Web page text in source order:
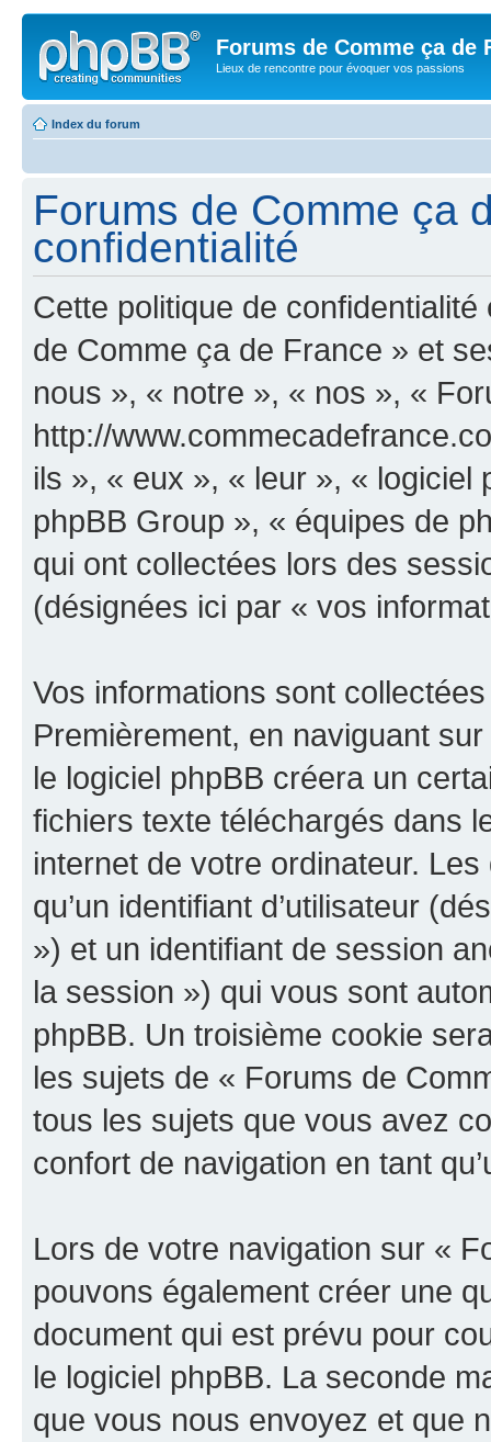
Forums de Comme ça de
Lieux de rencontre pour évoquer vos passions
Index du forum
Forums de Comme ça
confidentialité
Cette politique de
de Comme ça de France » et
nous », « notre », « nos », «
http://
ils », « eux », « leur », « logiciel
phpBB Group », « équipes de
qui ont collectées lors des
(désignées ici par « vos
Vos informations sont
Premièrement, en naviguant
le logiciel phpBB créera un
fichiers texte téléchargés dans
internet de votre ordinateur.
qu’un identifiant d’utilisateur
») et un identifiant de session
la session ») qui vous sont
phpBB. Un troisième cookie
les sujets de « Forums de
tous les sujets que vous avez
confort de navigation en tant
Lors de votre navigation sur «
pouvons également créer une
document qui est prévu pour
le logiciel phpBB. La seconde
que vous nous envoyez et que